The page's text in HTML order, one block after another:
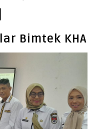
Bimtek KHA